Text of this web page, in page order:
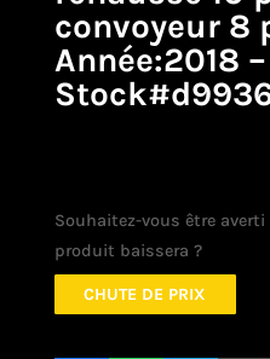
convoyeur 8
Année:2018 –
Souhaitez-vous être
produit baissera ?
CHUTE DE PRIX